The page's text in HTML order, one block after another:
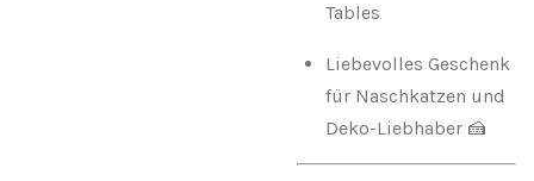
Tables
Liebevolles Geschenk
für Naschkatzen und
Deko-Liebhaber 🍰